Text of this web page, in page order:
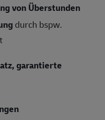
von Überstunden
durch bspw.
garantierte